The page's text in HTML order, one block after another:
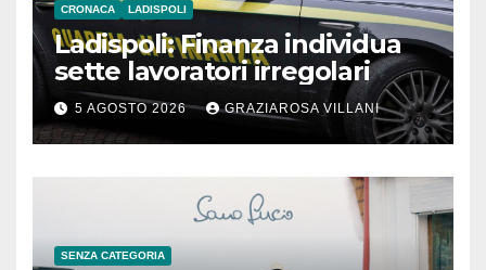
CRONACA LADISPOLI
Ladispoli: Finanza individua
sette lavoratori irregolari
5 AGOSTO 2026 GRAZIAROSA VILLANI
SENZA CATEGORIA